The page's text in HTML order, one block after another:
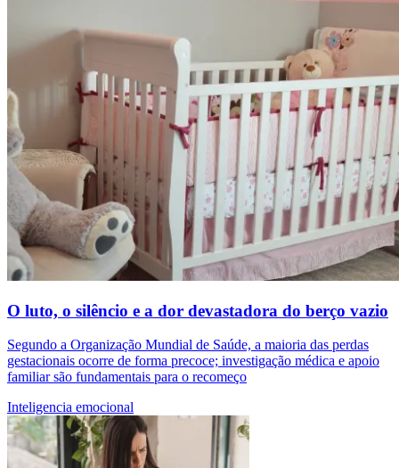
O luto, o silêncio e a dor devastadora do berço vazio
Segundo a Organização Mundial de Saúde, a maioria das perdas
gestacionais ocorre de forma precoce; investigação médica e apoio
familiar são fundamentais para o recomeço
Inteligencia emocional